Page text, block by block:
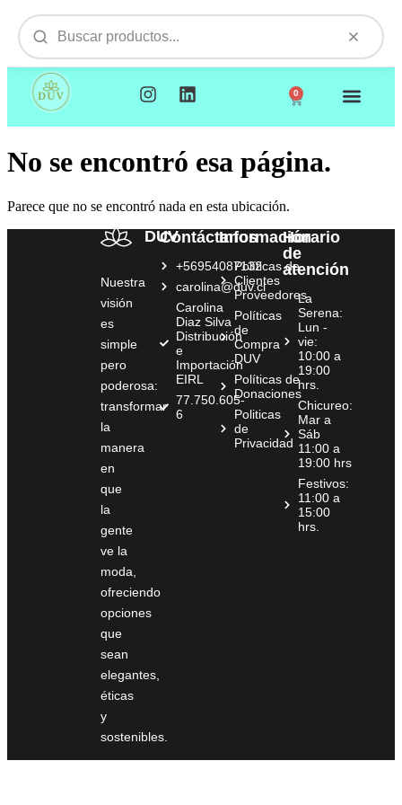
0
No se encontró esa página.
Parece que no se encontró nada en esta ubicación.
DUV
Nuestra
visión
es
simple
pero
poderosa:
transformar
la
manera
en
que
la
gente
ve la
moda,
ofreciendo
opciones
que
sean
elegantes,
éticas
y
sostenibles.
Contáctanos
+56954087132
carolina@duv.cl
Carolina
Diaz Silva
Distribución
e
Importación
EIRL
77.750.605-
6
Información
Políticas de
Clientes
Proveedores
Políticas
de
Compra
DUV
Políticas de
Donaciones
Politicas
de
Privacidad
Horario
de
atención
La
Serena:
Lun -
vie:
10:00 a
19:00
hrs.
Chicureo:
Mar a
Sáb
11:00 a
19:00 hrs
Festivos:
11:00 a
15:00
hrs.